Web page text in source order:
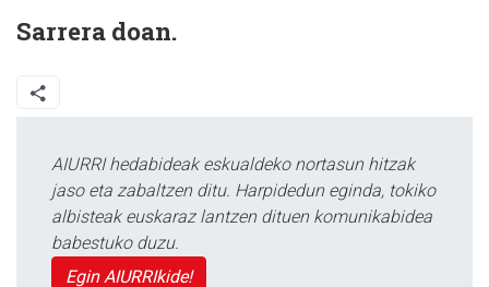
Sarrera doan.
AIURRI hedabideak eskualdeko nortasun hitzak
jaso eta zabaltzen ditu. Harpidedun eginda, tokiko
albisteak euskaraz lantzen dituen komunikabidea
babestuko duzu.
Egin AIURRIkide!